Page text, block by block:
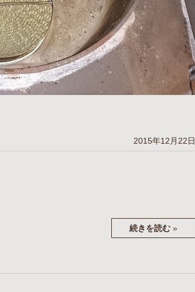
2015年12月22日
続きを読む »